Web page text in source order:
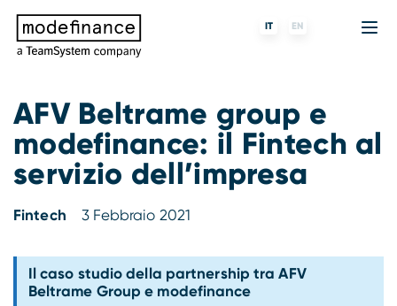
IT EN
AFV Beltrame group e
modefinance: il Fintech al
servizio dell’impresa
Fintech 3 Febbraio 2021
Il caso studio della partnership tra AFV
Beltrame Group e modefinance
Agenzia di Rating
Rating ESG
Tigran
s-peek
MORE
ForST
Data Science
API & Plug-N-Play
Fintech
Banche e finanziarie
SGR e fondi
Imprese
Chi siamo
Partner e clienti
Blog
Press center